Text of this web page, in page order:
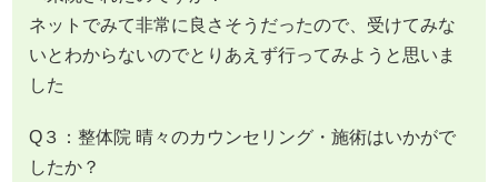
ネットでみて非常に良さそうだったので、受けてみな
いとわからないのでとりあえず行ってみようと思いま
した
Q３：整体院 晴々のカウンセリング・施術はいかがで
したか？